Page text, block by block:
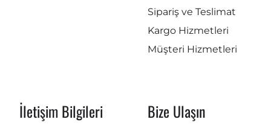
Sipariş ve Teslimat
Kargo Hizmetleri
Müşteri Hizmetleri
İletişim Bilgileri Bize Ulaşın